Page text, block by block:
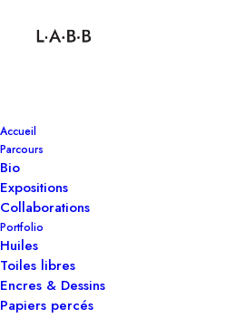
Accueil
Parcours
Bio
Expositions
Collaborations
Portfolio
Huiles
Toiles libres
Encres & Dessins
Papiers percés
Hôtel Le Kepler –
France
Projet exclusif via LPF
PYR.
Huile sur chassis entoilé CLEAR